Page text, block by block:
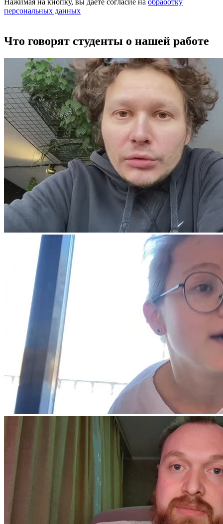
персональных данных
Что говорят студенты о нашей работе